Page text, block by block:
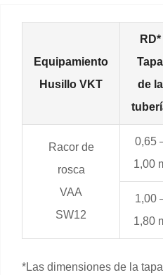
Equipamiento
Husillo VKT
RD*
Tapa
de la
Racor de
rosca
VAA
SW12
0,65
1,00
1,00
1,80
*Las dimensiones de la